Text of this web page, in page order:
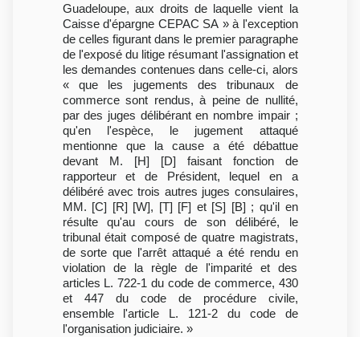
Guadeloupe, aux droits de laquelle vient la
Caisse d'épargne CEPAC SA » à l'exception
de celles figurant dans le premier paragraphe
de l'exposé du litige résumant l'assignation et
les demandes contenues dans celle-ci, alors
« que les jugements des tribunaux de
commerce sont rendus, à peine de nullité,
par des juges délibérant en nombre impair ;
qu'en l'espèce, le jugement attaqué
mentionne que la cause a été débattue
devant M. [H] [D] faisant fonction de
rapporteur et de Président, lequel en a
délibéré avec trois autres juges consulaires,
MM. [C] [R] [W], [T] [F] et [S] [B] ; qu'il en
résulte qu'au cours de son délibéré, le
tribunal était composé de quatre magistrats,
de sorte que l'arrêt attaqué a été rendu en
violation de la règle de l'imparité et des
articles L. 722-1 du code de commerce, 430
et 447 du code de procédure civile,
ensemble l'article L. 121-2 du code de
l'organisation judiciaire. »